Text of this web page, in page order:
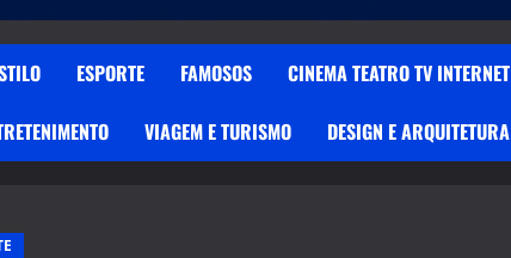
ESPORTE FAMOSOS CINEMA TEATRO TV INTERNET
VIAGEM E TURISMO DESIGN E ARQUITETURA